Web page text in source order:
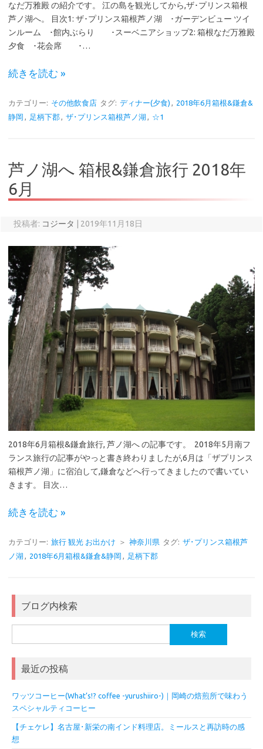
なだ万雅殿 の紹介です。 江の島を観光してから,ザ･プリンス箱根
芦ノ湖へ。 目次1: ザ･プリンス箱根芦ノ湖 ･ガーデンビュー ツイ
ンルーム ･館内ぶらり ･スーベニアショップ2: 箱根なだ万雅殿
夕食 ･花会席 ･…
続きを読む »
カテゴリー: その他飲食店 タグ: ディナー(夕食) , 2018年6月箱根&鎌倉&
静岡 , 足柄下郡, ザ･プリンス箱根芦ノ湖 , ☆1
芦ノ湖へ 箱根&鎌倉旅行 2018年
6月
投稿者: コジータ 2019年11月18日
2018年6月箱根&鎌倉旅行, 芦ノ湖へ の記事です。 2018年5月南フ
ランス旅行の記事がやっと書き終わりましたが,6月は「ザプリンス
箱根芦ノ湖」に宿泊して,鎌倉などへ行ってきましたので書いてい
きます。 目次…
続きを読む »
カテゴリー: 旅行 観光 お出かけ ＞ 神奈川県 タグ: ザ･プリンス箱根芦
ノ湖 , 2018年6月箱根&鎌倉&静岡 , 足柄下郡
ブログ内検索
索:
最近の投稿
ワッツコーヒー(What’s!? coffee -yurushiiro-)｜岡崎の焙煎所で味わう
スペシャルティコーヒー
【チェケレ】名古屋･新栄の南インド料理店。ミールスと再訪時の感
想